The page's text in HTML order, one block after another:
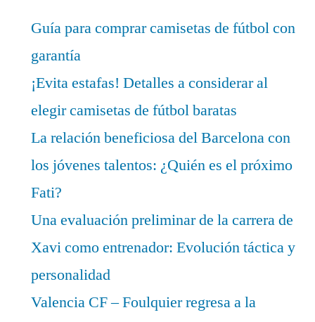
Guía para comprar camisetas de fútbol con
garantía
¡Evita estafas! Detalles a considerar al
elegir camisetas de fútbol baratas
La relación beneficiosa del Barcelona con
los jóvenes talentos: ¿Quién es el próximo
Fati?
Una evaluación preliminar de la carrera de
Xavi como entrenador: Evolución táctica y
personalidad
Valencia CF – Foulquier regresa a la